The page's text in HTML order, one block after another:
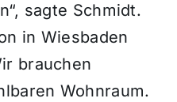
sagte Schmidt.
in Wiesbaden
brauchen
Wohnraum.